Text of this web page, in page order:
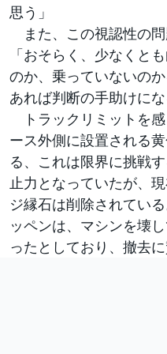
思う」
また、この視認性の
「おそらく、少なくと
のか、乗っていないの
あれば判断の手助けに
トラックリミットを
ース外側に設置される
る、これは限界に挑戦
止力となっていたが、
ジ縁石は削除されてい
ッペンは、マシンを壊
ったとしており、撤去に